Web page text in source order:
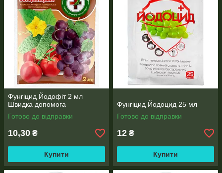
Фунгіцид Йодофіт 2 мл
Швидка допомога
Готово до відправки
10,30 ₴
Купити
Фунгіцид Йодоцид 25 мл
Готово до відправки
12 ₴
Купити